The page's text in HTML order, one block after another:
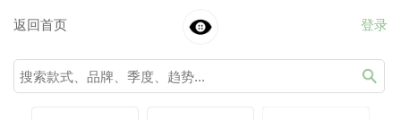
返回首页 登录